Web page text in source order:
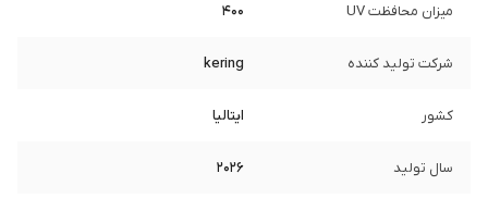
میزان محافظت UV 400
شرکت تولید کننده kering
کشور ایتالیا
سال تولید 2026